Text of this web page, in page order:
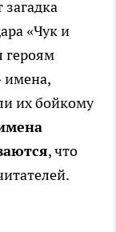
«Чук и
героям
имена,
их бойкому
, что